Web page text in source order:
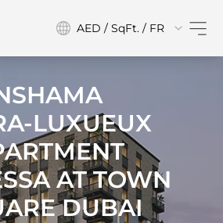
AED / SqFt. / FR
LUXUEUX
AT TOWN
DUBAI